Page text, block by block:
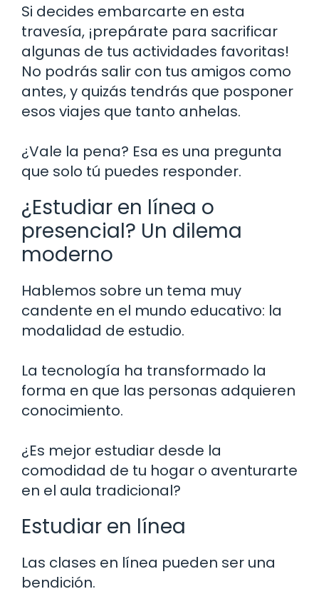
Si decides embarcarte en esta
travesía, ¡prepárate para sacrificar
algunas de tus actividades favoritas!
No podrás salir con tus amigos como
antes, y quizás tendrás que posponer
esos viajes que tanto anhelas.
¿Vale la pena? Esa es una pregunta
que solo tú puedes responder.
¿Estudiar en línea o
presencial? Un dilema
moderno
Hablemos sobre un tema muy
candente en el mundo educativo: la
modalidad de estudio.
La tecnología ha transformado la
forma en que las personas adquieren
conocimiento.
¿Es mejor estudiar desde la
comodidad de tu hogar o aventurarte
en el aula tradicional?
Estudiar en línea
Las clases en línea pueden ser una
bendición.